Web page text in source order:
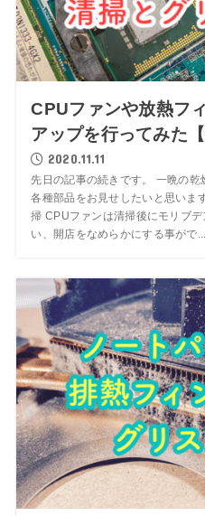
CPUファンや放熱フ
アップを行ってみた【
2020.11.11
先日の記事の続きです。 一晩の
各種部品をお見せしたいと思いま
掃 CPUファンは清掃後にモリブ
い、開店をなめらかにする事がで...